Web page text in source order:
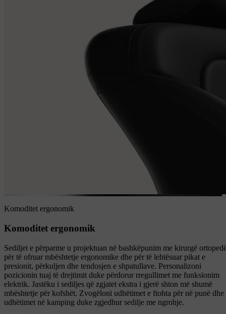
Komoditet ergonomik
Komoditet ergonomik
Sediljet e përparme u projektuan në bashkëpunim me kirurgë
për të ofruar mbështetje ergonomike dhe për të lehtësuar pikat e
presionit, përkuljen dhe tendosjen e shpatullave. Personalizoni
pozicionin tuaj të drejtimit duke përdorur rregullimet me funksionim
elektrik. Jastëku i sediljes që zgjatet ekstra i gjerë shton më shumë
mbështetje për kofshët. Zvogëloni udhëtimet e ftohta për në punë dhe
udhëtimet në kamping duke zgjedhur sedilje me ngrohje.